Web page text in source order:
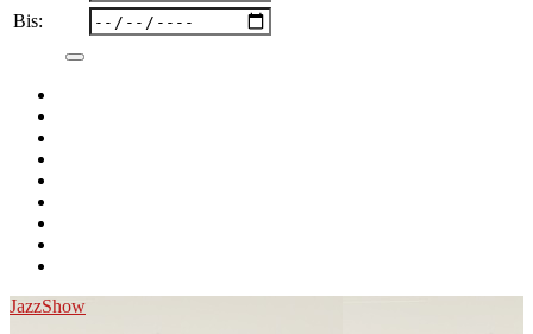
Bis:
JazzShow